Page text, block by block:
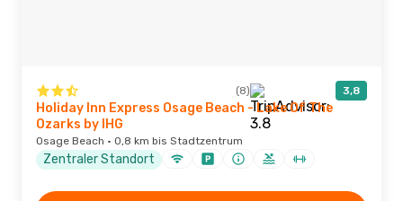
(8) 3,8
Holiday Inn Express Osage Beach - Lake Of The
Ozarks by IHG
Osage Beach · 0,8 km bis Stadtzentrum
Zentraler Standort